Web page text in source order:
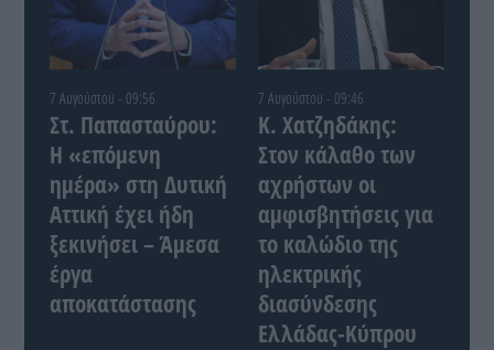
7 Αυγούστου - 09:56
Στ. Παπασταύρου:
Η «επόμενη
ημέρα» στη Δυτική
Αττική έχει ήδη
ξεκινήσει – Άμεσα
έργα
αποκατάστασης
7 Αυγούστου - 09:46
Κ. Χατζηδάκης:
Στον κάλαθο των
αχρήστων οι
αμφισβητήσεις για
το καλώδιο της
ηλεκτρικής
διασύνδεσης
Ελλάδας-Κύπρου